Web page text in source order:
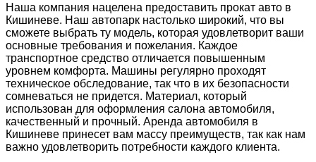
Наша компания нацелена предоставить прокат авто в
Кишиневе. Наш автопарк настолько широкий, что вы
сможете выбрать ту модель, которая удовлетворит ваши
основные требования и пожелания. Каждое
транспортное средство отличается повышенным
уровнем комфорта. Машины регулярно проходят
техническое обследование, так что в их безопасности
сомневаться не придется. Материал, который
использован для оформления салона автомобиля,
качественный и прочный. Аренда автомобиля в
Кишиневе принесет вам массу преимуществ, так как нам
важно удовлетворить потребности каждого клиента.